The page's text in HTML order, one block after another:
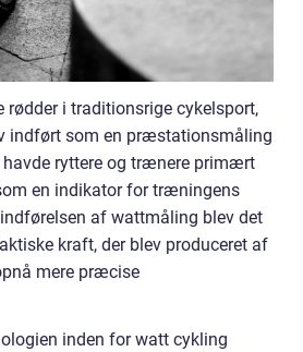
rødder i traditionsrige cykelsport,
indført som en præstationsmåling
havde ryttere og trænere primært
en indikator for træningens
af wattmåling blev det
kraft, der blev produceret af
mere præcise
inden for watt cykling